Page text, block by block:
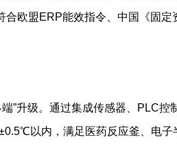
合欧盟ERP能效指令、中国《固定
”升级。通过集成传感器、PLC控
以内，满足医药反应釜、电子